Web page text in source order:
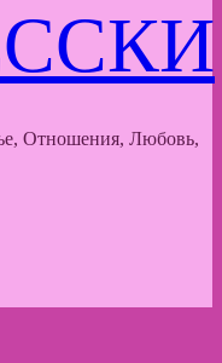
Отношения, Любовь,